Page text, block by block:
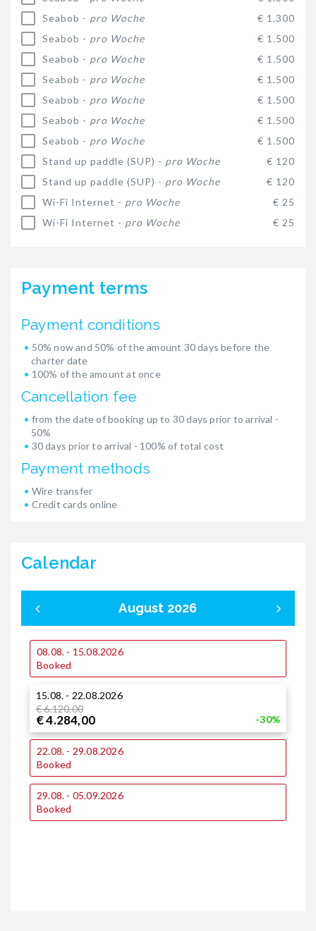
Seabob - pro Woche
€ 1.300
Seabob - pro Woche
€ 1.500
Seabob - pro Woche
€ 1.500
Seabob - pro Woche
€ 1.500
Seabob - pro Woche
€ 1.500
Seabob - pro Woche
€ 1.500
Seabob - pro Woche
€ 1.500
Stand up paddle (SUP) - pro Woche
€ 120
Stand up paddle (SUP) - pro Woche
€ 120
Wi-Fi Internet - pro Woche
€ 25
Wi-Fi Internet - pro Woche € 25
Payment terms
Payment conditions
50% now and 50% of the amount 30 days before the
charter date
100% of the amount at once
Cancellation fee
from the date of booking up to 30 days prior to arrival -
50%
30 days prior to arrival - 100% of total cost
Payment methods
Wire transfer
Credit cards online
Calendar
August 2026
08.08. - 15.08.2026
Booked
15.08. - 22.08.2026
€ 6.120,00
€ 4.284,00 -30%
22.08. - 29.08.2026
Booked
29.08. - 05.09.2026
Booked